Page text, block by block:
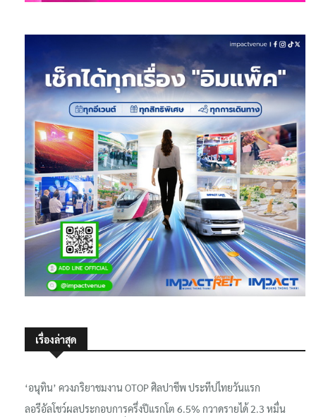
เรื่องล่าสุด
‘อนุทิน’ ควงภริยาชมงาน OTOP ศิลปาชีพ ประทีปไทยวันแรก
ลอรีอัลโชว์ผลประกอบการครึ่งปีแรกโต 6.5% กวาดรายได้ 2.3 หมื่น